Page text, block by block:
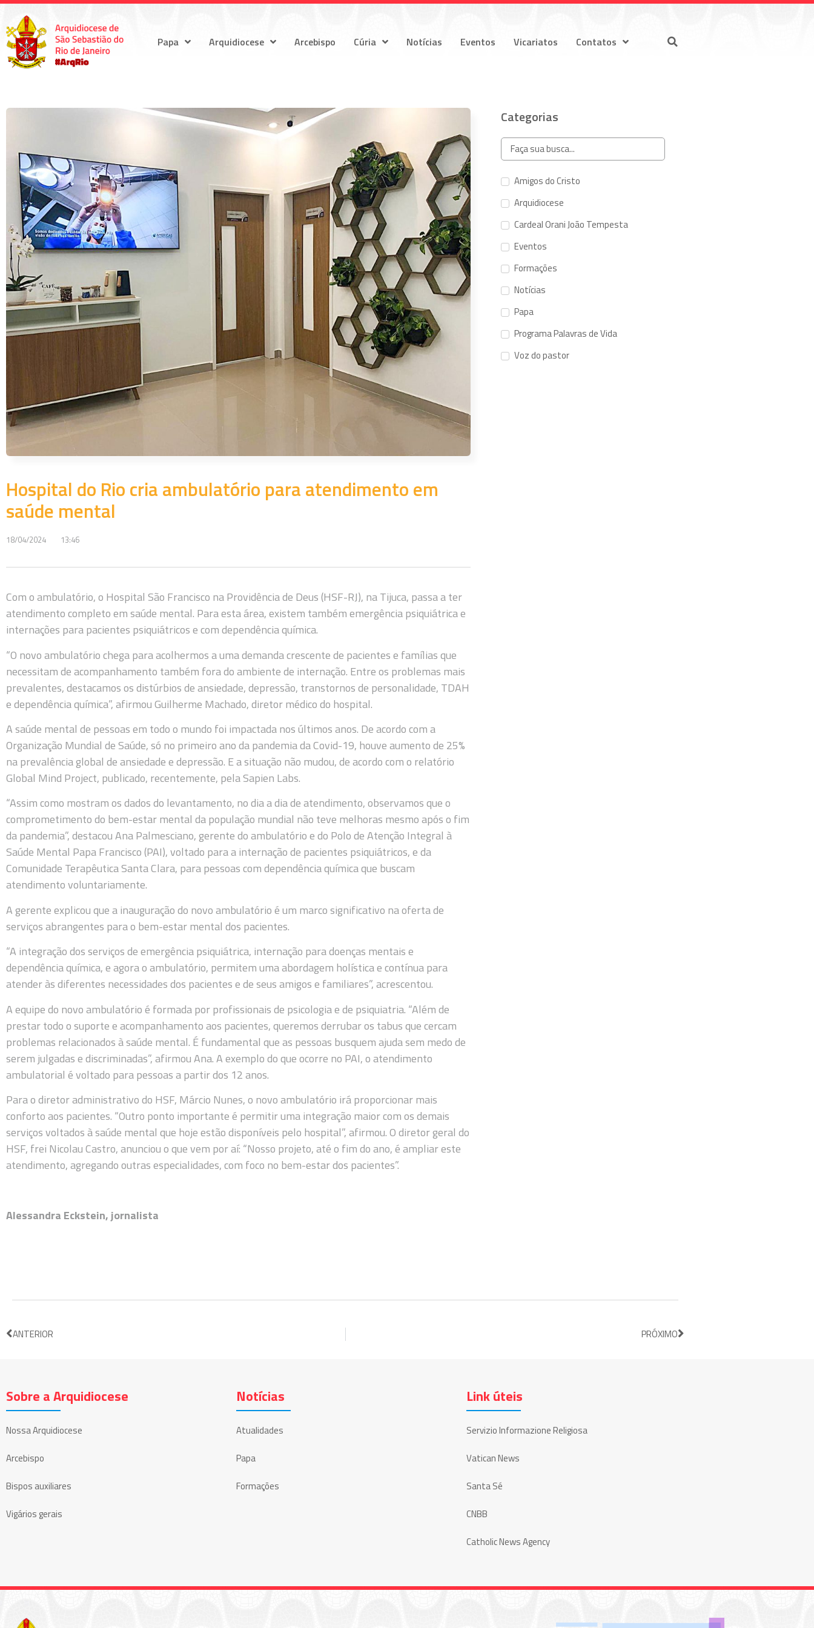
Papa Arquidiocese Arcebispo Cúria Notícias Eventos Vicariatos Contatos
Hospital do Rio cria ambulatório para atendimento em
saúde mental
18/04/2024 13:46
Com o ambulatório, o Hospital São Francisco na Providência de Deus (HSF-RJ), na Tijuca, passa a ter
atendimento completo em saúde mental. Para esta área, existem também emergência psiquiátrica e
internações para pacientes psiquiátricos e com dependência química.
“O novo ambulatório chega para acolhermos a uma demanda crescente de pacientes e famílias que
necessitam de acompanhamento também fora do ambiente de internação. Entre os problemas mais
prevalentes, destacamos os distúrbios de ansiedade, depressão, transtornos de personalidade, TDAH
e dependência química”, afirmou Guilherme Machado, diretor médico do hospital.
A saúde mental de pessoas em todo o mundo foi impactada nos últimos anos. De acordo com a
Organização Mundial de Saúde, só no primeiro ano da pandemia da Covid-19, houve aumento de 25%
na prevalência global de ansiedade e depressão. E a situação não mudou, de acordo com o relatório
Global Mind Project, publicado, recentemente, pela Sapien Labs.
“Assim como mostram os dados do levantamento, no dia a dia de atendimento, observamos que o
comprometimento do bem-estar mental da população mundial não teve melhoras mesmo após o fim
da pandemia”, destacou Ana Palmesciano, gerente do ambulatório e do Polo de Atenção Integral à
Saúde Mental Papa Francisco (PAI), voltado para a internação de pacientes psiquiátricos, e da
Comunidade Terapêutica Santa Clara, para pessoas com dependência química que buscam
atendimento voluntariamente.
A gerente explicou que a inauguração do novo ambulatório é um marco significativo na oferta de
serviços abrangentes para o bem-estar mental dos pacientes.
“A integração dos serviços de emergência psiquiátrica, internação para doenças mentais e
dependência química, e agora o ambulatório, permitem uma abordagem holística e contínua para
atender às diferentes necessidades dos pacientes e de seus amigos e familiares”, acrescentou.
A equipe do novo ambulatório é formada por profissionais de psicologia e de psiquiatria. “Além de
prestar todo o suporte e acompanhamento aos pacientes, queremos derrubar os tabus que cercam
problemas relacionados à saúde mental. É fundamental que as pessoas busquem ajuda sem medo de
serem julgadas e discriminadas”, afirmou Ana. A exemplo do que ocorre no PAI, o atendimento
ambulatorial é voltado para pessoas a partir dos 12 anos.
Para o diretor administrativo do HSF, Márcio Nunes, o novo ambulatório irá proporcionar mais
conforto aos pacientes. “Outro ponto importante é permitir uma integração maior com os demais
serviços voltados à saúde mental que hoje estão disponíveis pelo hospital”, afirmou. O diretor geral do
HSF, frei Nicolau Castro, anunciou o que vem por aí: “Nosso projeto, até o fim do ano, é ampliar este
atendimento, agregando outras especialidades, com foco no bem-estar dos pacientes”.
Alessandra Eckstein, jornalista
Categorias
Amigos do Cristo
Arquidiocese
Cardeal Orani João Tempesta
Eventos
Formações
Notícias
Papa
Programa Palavras de Vida
Voz do pastor
ANTERIOR PRÓXIMO
Sobre a Arquidiocese
Nossa Arquidiocese
Arcebispo
Bispos auxiliares
Vigários gerais
Notícias
Atualidades
Papa
Formações
Link úteis
Servizio Informazione Religiosa
Vatican News
Santa Sé
CNBB
Catholic News Agency